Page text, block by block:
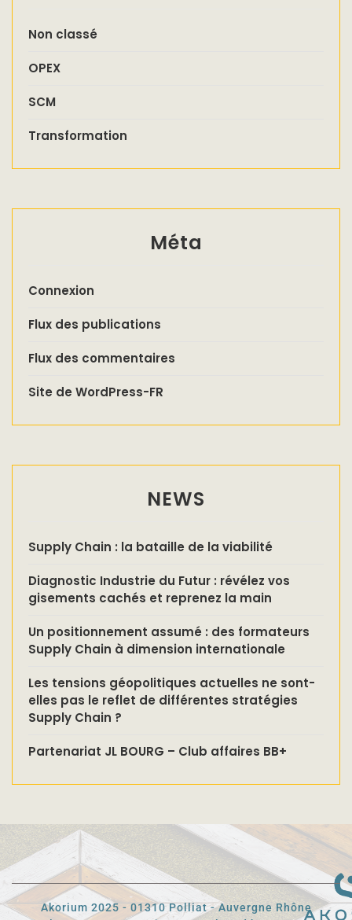
Non classé
OPEX
SCM
Transformation
Méta
Connexion
Flux des publications
Flux des commentaires
Site de WordPress-FR
NEWS
Supply Chain : la bataille de la viabilité
Diagnostic Industrie du Futur : révélez vos
gisements cachés et reprenez la main
Un positionnement assumé : des formateurs
Supply Chain à dimension internationale
Les tensions géopolitiques actuelles ne sont-
elles pas le reflet de différentes stratégies
Supply Chain ?
Partenariat JL BOURG – Club affaires BB+
Akorium 2025 - 01310 Polliat - Auvergne Rhône